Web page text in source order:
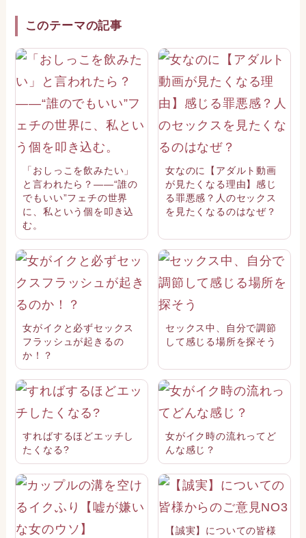
このテーマの記事
「おしっこを飲みたい」
と言われたら？――“誰の
でもいい”フェチの世界
に、私という個を叩き込
む。
女なのに【アダルト動画
が見たくなる理由】感じ
る罪悪感？人のセックス
を見たくなるのはなぜ？
女がイクと必ずセックス
フラッシュが起きるの
か！？
セックス中、自分で調節
して感じる場所を探そう
すればするほどエッチし
たくなる?
女がイク時の流れってど
んな感じ？
【誠実】についての皆様